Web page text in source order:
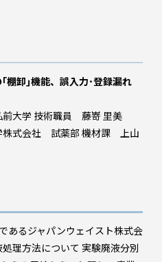
棚卸｣機能、誤入力･登録漏れ
前大学 技術職員 藤嵜 里美
株式会社 試薬部 機材課 上山
あるジャパンウェイスト株式会
理方法について 実験廃液分別